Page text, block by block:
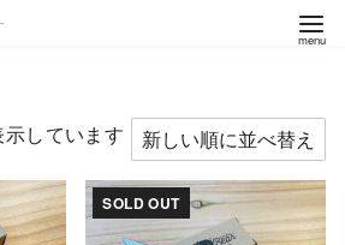
しています
し
い
順
SOLD OUT